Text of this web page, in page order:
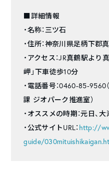
■詳細情報
・名称：三ツ石
・住所：神奈川県足柄下郡
・アクセス：JR真鶴駅より
岬」下車徒歩10分
・電話番号：0460-85-
課 ジオパーク推進室）
・オススメの時期：元日、
・公式サイトURL： http://
guide/